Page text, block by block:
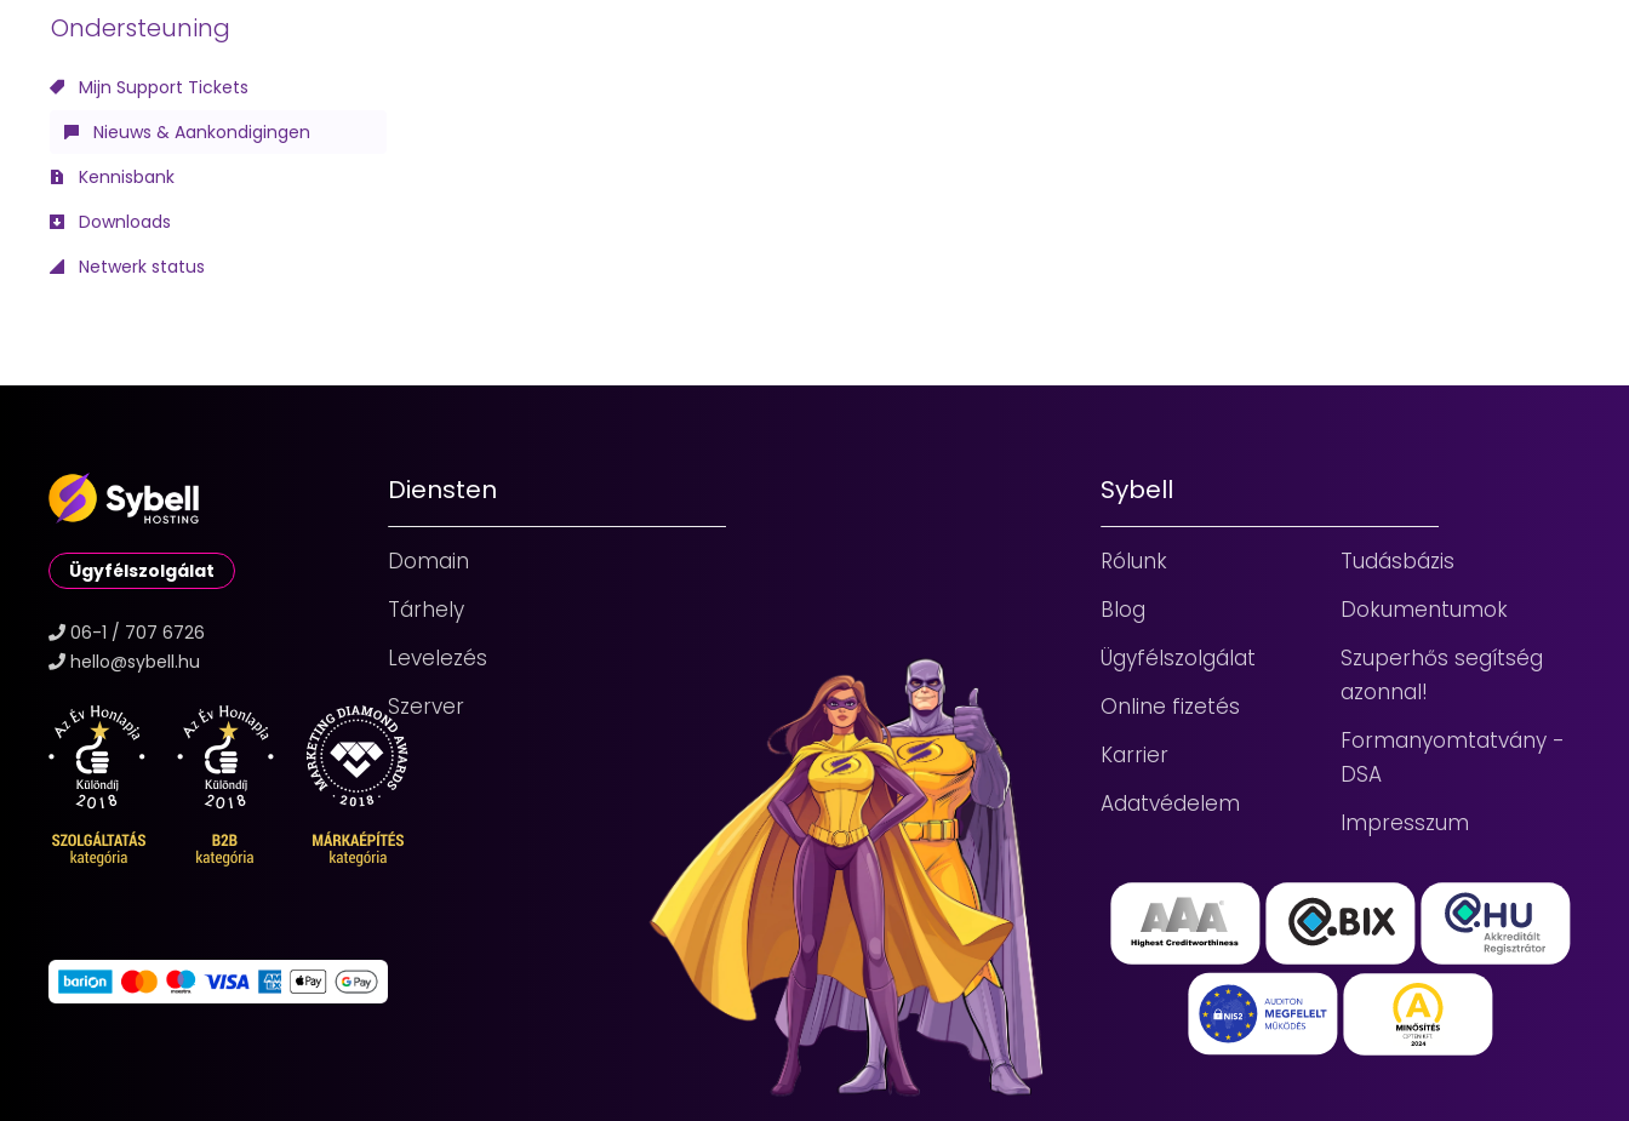
Ondersteuning
Mijn Support Tickets
Nieuws & Aankondigingen
Kennisbank
Downloads
Netwerk status
Ügyfélszolgálat
06-1 / 707 6726
hello@sybell.hu
Diensten
Domain
Tárhely
Levelezés
Szerver
Sybell
Rólunk
Blog
Ügyfélszolgálat
Online fizetés
Karrier
Adatvédelem
Tudásbázis
Dokumentumok
Szuperhős segítség
azonnal!
Formanyomtatvány -
DSA
Impresszum